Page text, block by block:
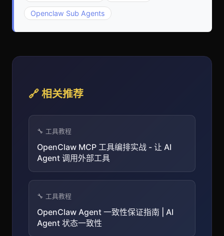
Openclaw Sub Agents
🔗 相关推荐
🔧 工具教程
OpenClaw MCP 工具编排实战 - 让 AI
Agent 调用外部工具
🔧 工具教程
OpenClaw Agent 一致性保证指南 | AI
Agent 状态一致性